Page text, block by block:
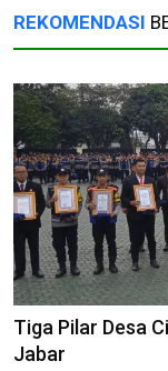
REKOMENDASI
Tiga Pilar Desa
Jabar